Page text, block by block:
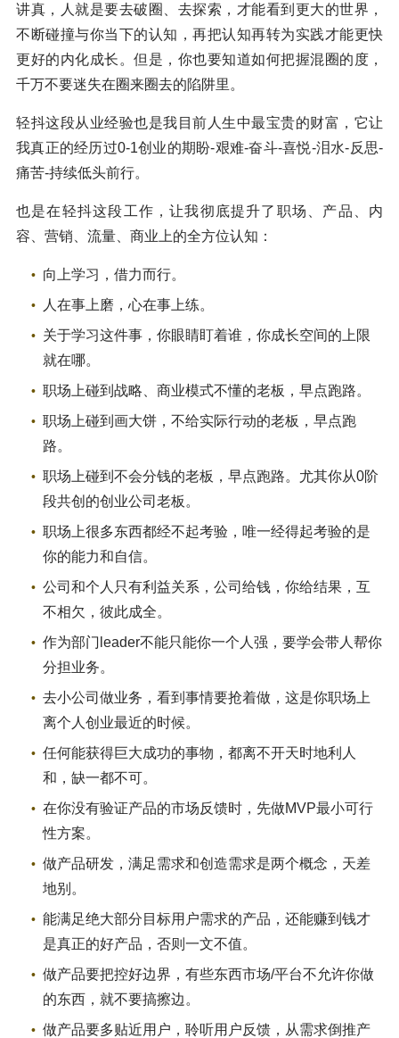
讲真，人就是要去破圈、去探索，才能看到更大的世界，
不断碰撞与你当下的认知，再把认知再转为实践才能更快
更好的内化成长。但是，你也要知道如何把握混圈的度，
千万不要迷失在圈来圈去的陷阱里。
轻抖这段从业经验也是我目前人生中最宝贵的财富，它让
我真正的经历过0-1创业的期盼-艰难-奋斗-喜悦-泪水-反思-
痛苦-持续低头前行。
也是在轻抖这段工作，让我彻底提升了职场、产品、内
容、营销、流量、商业上的全方位认知：
向上学习，借力而行。
人在事上磨，心在事上练。
关于学习这件事，你眼睛盯着谁，你成长空间的上限
就在哪。
职场上碰到战略、商业模式不懂的老板，早点跑路。
职场上碰到画大饼，不给实际行动的老板，早点跑
路。
职场上碰到不会分钱的老板，早点跑路。尤其你从0阶
段共创的创业公司老板。
职场上很多东西都经不起考验，唯一经得起考验的是
你的能力和自信。
公司和个人只有利益关系，公司给钱，你给结果，互
不相欠，彼此成全。
作为部门leader不能只能你一个人强，要学会带人帮你
分担业务。
去小公司做业务，看到事情要抢着做，这是你职场上
离个人创业最近的时候。
任何能获得巨大成功的事物，都离不开天时地利人
和，缺一都不可。
在你没有验证产品的市场反馈时，先做MVP最小可行
性方案。
做产品研发，满足需求和创造需求是两个概念，天差
地别。
能满足绝大部分目标用户需求的产品，还能赚到钱才
是真正的好产品，否则一文不值。
做产品要把控好边界，有些东西市场/平台不允许你做
的东西，就不要搞擦边。
做产品要多贴近用户，聆听用户反馈，从需求倒推产